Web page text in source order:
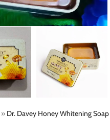
» Dr. Davey Honey Whitening Soap